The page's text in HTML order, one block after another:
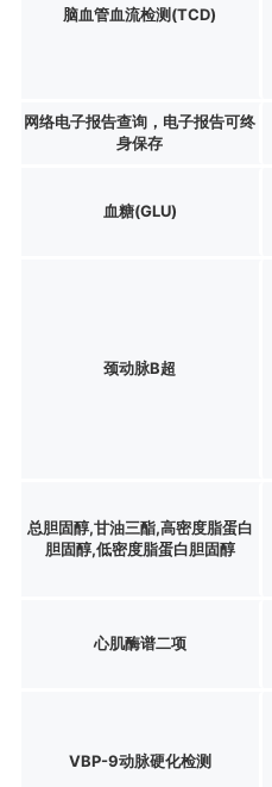
脑血管血流检测(TCD)
网络电子报告查询，电子报告可终
身保存
血糖(GLU)
颈动脉B超
总胆固醇,甘油三酯,高密度脂蛋白
胆固醇,低密度脂蛋白胆固醇
心肌酶谱二项
VBP-9动脉硬化检测